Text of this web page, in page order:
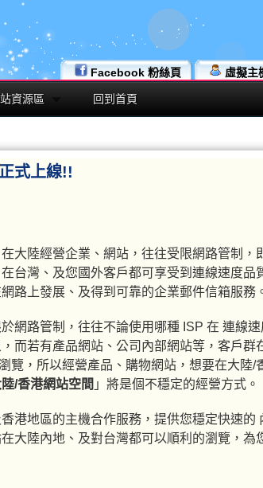
虛擬主
Facebook 粉絲頁
資源區 回到首頁
式上線!!
大陸經營企業、網站，往往受限網路管制，
台灣、及您國外客戶都可享受到連線速度品
路上發展、及得到可靠的企業郵件信箱服務
網路管制，往往不論使用哪種 ISP 在 連線
而若有產品網站、公司內部網站等，客戶群
覽，所以經營產品、購物網站，想要在大陸/
/香港網站空間 」將是個不穩定的經營方式。
港地區的主機合作服務，提供您穩定快速的
大陸內地、及對台灣都可以順利的瀏覽，為